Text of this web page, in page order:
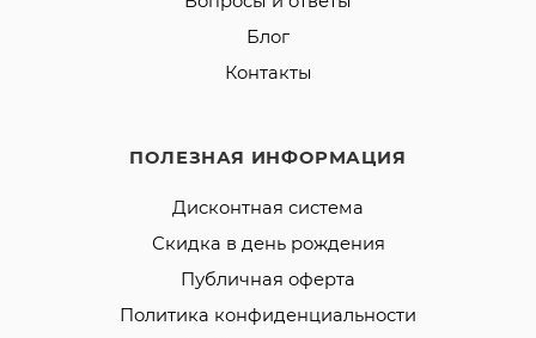
Блог
Контакты
ПОЛЕЗНАЯ ИНФОРМАЦИЯ
Дисконтная система
Скидка в день рождения
Публичная оферта
Политика конфиденциальности